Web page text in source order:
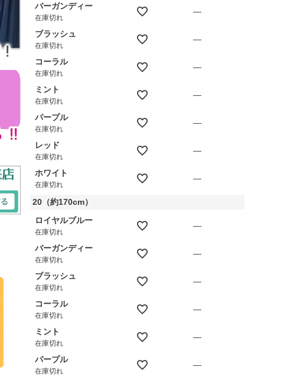
バーガンディー
在庫切れ
—
ブラッシュ
在庫切れ
—
コーラル
在庫切れ
—
ミント
在庫切れ
—
パープル
在庫切れ
—
レッド
在庫切れ
—
ホワイト
在庫切れ
—
20（約170cm）
ロイヤルブルー
在庫切れ
—
バーガンディー
在庫切れ
—
ブラッシュ
在庫切れ
—
コーラル
在庫切れ
—
ミント
在庫切れ
—
パープル
在庫切れ
—